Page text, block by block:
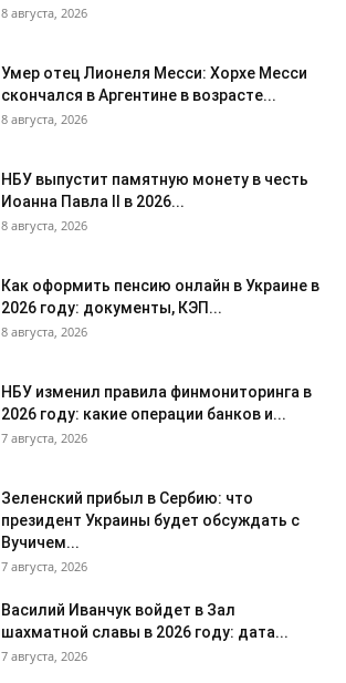
8 августа, 2026
Умер отец Лионеля Месси: Хорхе Месси
скончался в Аргентине в возрасте...
8 августа, 2026
НБУ выпустит памятную монету в честь
Иоанна Павла II в 2026...
8 августа, 2026
Как оформить пенсию онлайн в Украине в
2026 году: документы, КЭП...
8 августа, 2026
НБУ изменил правила финмониторинга в
2026 году: какие операции банков и...
7 августа, 2026
Зеленский прибыл в Сербию: что
президент Украины будет обсуждать с
Вучичем...
7 августа, 2026
Василий Иванчук войдет в Зал
шахматной славы в 2026 году: дата...
7 августа, 2026